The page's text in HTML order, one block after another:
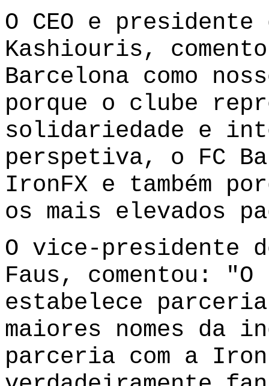
O CEO e
Kashiouris,
Barcelona como
porque o clube
solidariedade e
perspetiva, o FC
IronFX e também
os mais elevados
O vice-presidente
Faus, comentou: "O
estabelece
maiores nomes da
parceria com a